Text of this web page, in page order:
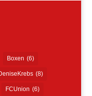
Boxen (6)
(8)
FCUnion (6)